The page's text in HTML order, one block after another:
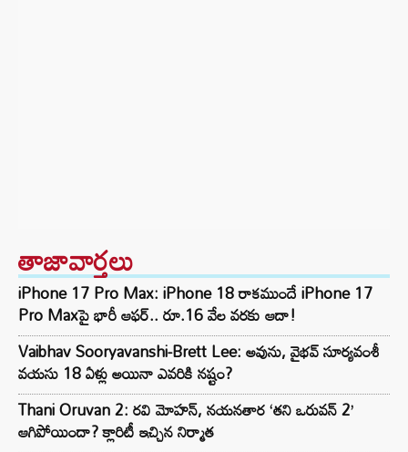
తాజావార్తలు
iPhone 17 Pro Max: iPhone 18 రాకముందే iPhone 17
Pro Maxపై భారీ ఆఫర్.. రూ.16 వేల వరకు ఆదా!
Vaibhav Sooryavanshi-Brett Lee: అవును, వైభవ్ సూర్యవంశీ
వయసు 18 ఏళ్లు అయినా ఎవరికి నష్టం?
Thani Oruvan 2: రవి మోహన్, నయనతార ‘తని ఒరువన్ 2’
ఆగిపోయిందా? క్లారిటీ ఇచ్చిన నిర్మాత